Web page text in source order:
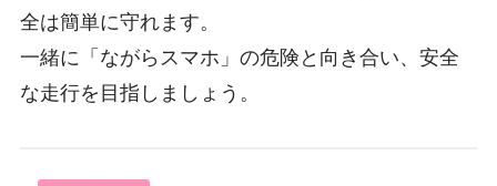
全は簡単に守れます。
一緒に「ながらスマホ」の危険と向き合い、安全
な走行を目指しましょう。